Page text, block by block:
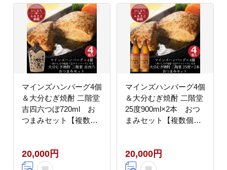
マインズハンバーグ4個
＆大分むぎ焼酎 二階堂
吉四六つぼ720ml お
つまみセット【複数個
20,000円
マインズハンバーグ4個
＆大分むぎ焼酎 二階堂
25度900ml×2本 おつ
まみセット【複数個口
20,000円